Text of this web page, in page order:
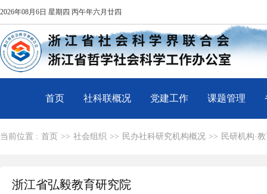
2026年08月6日 星期四 丙午年六月廿四
首页 社科联概况 党建工作 课题管理
当前位置 : 首页 >> 社会组织 >> 民办社科研究机构概况 >> 民研机构·
浙江省弘毅教育研究院